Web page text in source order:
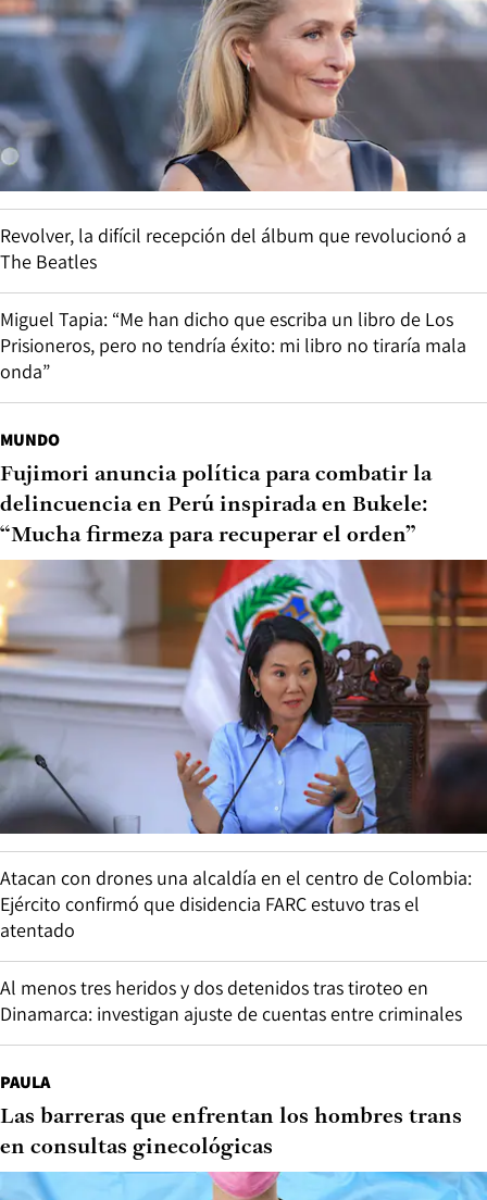
Revolver, la difícil recepción del álbum que revolucionó a
The Beatles
Miguel Tapia: “Me han dicho que escriba un libro de Los
Prisioneros, pero no tendría éxito: mi libro no tiraría mala
onda”
MUNDO
Fujimori anuncia política para combatir la
delincuencia en Perú inspirada en Bukele:
“Mucha firmeza para recuperar el orden”
Atacan con drones una alcaldía en el centro de Colombia:
Ejército confirmó que disidencia FARC estuvo tras el
atentado
Al menos tres heridos y dos detenidos tras tiroteo en
Dinamarca: investigan ajuste de cuentas entre criminales
PAULA
Las barreras que enfrentan los hombres trans
en consultas ginecológicas